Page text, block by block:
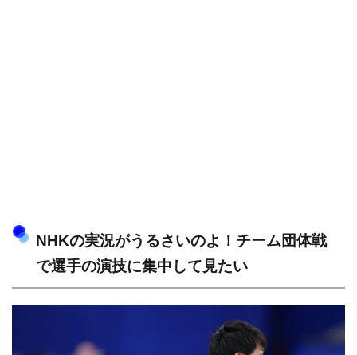
NHKの実況がうるさいのよ！チーム団体戦
で選手の演技に集中して見たい